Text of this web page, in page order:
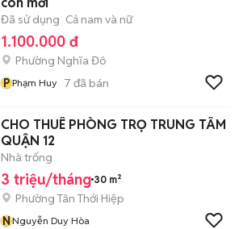
Đã sử dụng Cả nam và nữ
1.100.000 đ
Phường Nghĩa Đô
P Phạm Huy 7 đã bán
CHO THUÊ PHÒNG TRỌ TRUNG TÂM
QUẬN 12
Nhà trống
3 triệu/tháng 30 m²
Phường Tân Thới Hiệp
NNguyễn Duy Hòa